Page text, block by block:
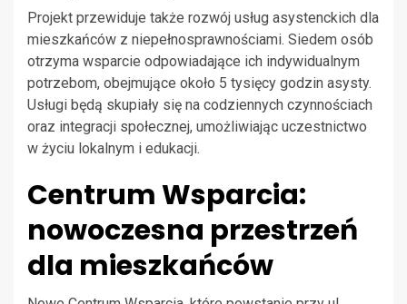
Projekt przewiduje także rozwój usług asystenckich dla
mieszkańców z niepełnosprawnościami. Siedem osób
otrzyma wsparcie odpowiadające ich indywidualnym
potrzebom, obejmujące około 5 tysięcy godzin asysty.
Usługi będą skupiały się na codziennych czynnościach
oraz integracji społecznej, umożliwiając uczestnictwo
w życiu lokalnym i edukacji.
Centrum Wsparcia:
nowoczesna przestrzeń
dla mieszkańców